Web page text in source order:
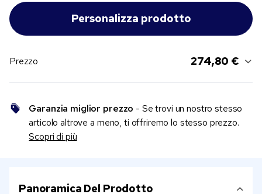
Prezzo 274,80 €
Garanzia miglior prezzo - Se trovi un nostro stesso
articolo altrove a meno, ti offriremo lo stesso prezzo.
Scopri di più
Panoramica Del Prodotto